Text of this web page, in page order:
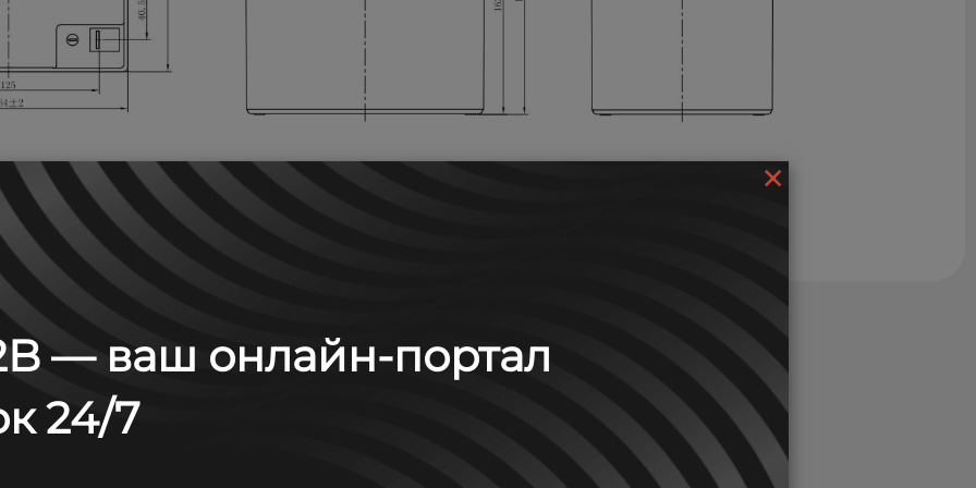
А (25°С)
×
— ваш онлайн-портал
24/7